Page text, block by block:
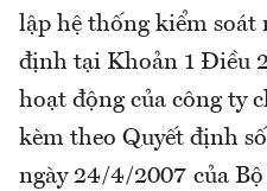
lập hệ thống kiểm soát
định tại Khoản 1 Điều
hoạt động của công ty
kèm theo Quyết định
ngày 24/4/2007 của